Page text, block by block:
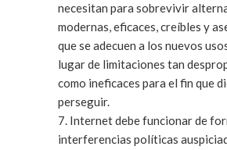
necesitan para sobrevivir
modernas, eficaces, creíbles y
que se adecuen a los nuevos
lugar de limitaciones tan
como ineficaces para el fin que
perseguir.
7. Internet debe funcionar de
interferencias políticas